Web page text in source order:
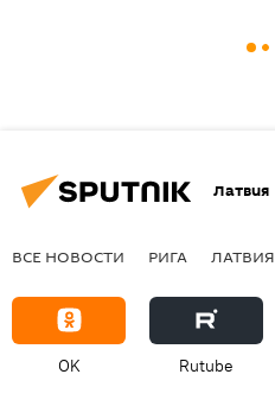
Латвия
ВСЕ НОВОСТИ РИГА ЛАТВИЯ
OK Rutube